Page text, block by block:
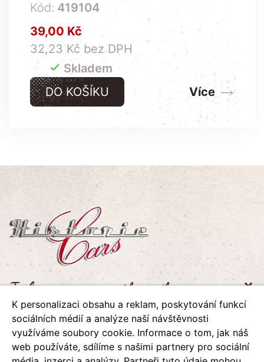
Kód: 419104
Cena
39,00 Kč
32,23 Kč bez DPH
 Skladem
DO KOŠÍKU
Více
Informace pro zákazníky
Naše společnost
K personalizaci obsahu a reklam, poskytování funkcí
sociálních médií a analýze naší návštěvnosti
využíváme soubory cookie. Informace o tom, jak náš
web používáte, sdílíme s našimi partnery pro sociální